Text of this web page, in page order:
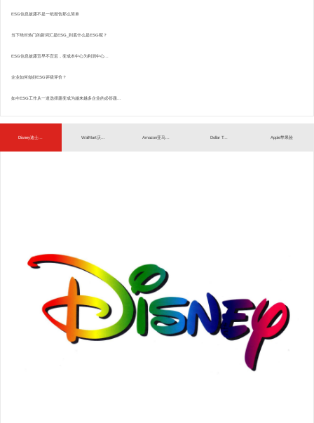
ESG信息披露不是一纸报告那么简单
当下绝对热门的新词汇是ESG_到底什么是ESG呢？
ESG信息披露宜早不宜迟，变成本中心为利润中心...
企业如何做好ESG评级评价？
如今ESG工作从一道选择题变成为越来越多企业的必答题...
Disney迪士... WalMart沃... Amazon亚马... Dollar T... Apple苹果验